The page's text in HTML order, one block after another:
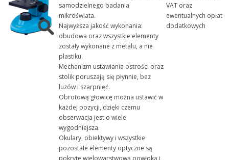
+ Destylacja
+ Eksykatory szafkowe
+ Grzanie
+ Mieszanie i wytrząsani...
+ Mikrobiologia i Life Sc...
+ Myjki ultradźwiękowe
+ Rozdrabnianie i homogen...
samodzielnego badania
mikroświata.
Najwyższa jakość wykonania:
obudowa oraz wszystkie elementy
zostały wykonane z metalu, a nie
plastiku.
Mechanizm ustawiania ostrości oraz
stolik poruszają się płynnie, bez
luzów i szarpnięć.
Obrotową głowicę można ustawić w
każdej pozycji, dzięki czemu
obserwacja jest o wiele
wygodniejsza.
Okulary, obiektywy i wszystkie
pozostałe elementy optyczne są
pokryte wielowarstwową powłoką i
VAT oraz
ewentualnych opłat
dodatkowych